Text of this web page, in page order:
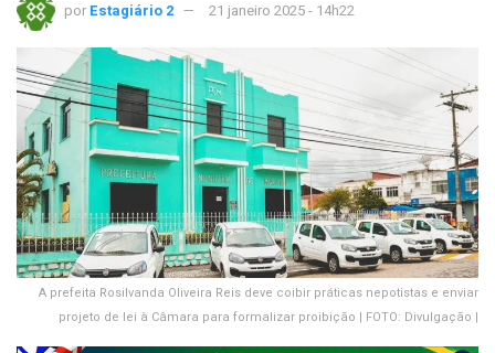
por Estagiário 2 21 janeiro 2025 - 14h22
A prefeita Rosilvanda Oliveira Reis deve coibir práticas nepotistas e enviar
projeto de lei à Câmara para formalizar proibição | FOTO: Divulgação |